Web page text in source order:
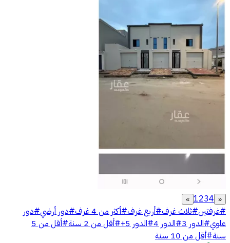
«
1234
»
#غرفتين#ثلاث غرف#أربع غرف#أكثر من 4 غرف #دور أرضي#دور
علوي#الدور 3 #الدور 4 #الدور 5+ #أقل من 2 سنة #
أقل من 5
سنة#أقل من 10 سنة